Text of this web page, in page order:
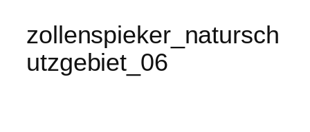
zollenspieker_natursch
utzgebiet_06